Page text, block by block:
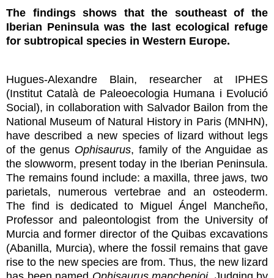
The findings shows that the southeast of the
Iberian Peninsula was the last ecological refuge
for subtropical species in Western Europe.
Hugues-Alexandre Blain, researcher at IPHES
(Institut Català de Paleoecologia Humana i Evolució
Social), in collaboration with Salvador Bailon from the
National Museum of Natural History in Paris (MNHN),
have described a new species of lizard without legs
of the genus Ophisaurus, family of the Anguidae as
the slowworm, present today in the Iberian Peninsula.
The remains found include: a maxilla, three jaws, two
parietals, numerous vertebrae and an osteoderm.
The find is dedicated to Miguel Ángel Mancheño,
Professor and paleontologist from the University of
Murcia and former director of the Quibas excavations
(Abanilla, Murcia), where the fossil remains that gave
rise to the new species are from. Thus, the new lizard